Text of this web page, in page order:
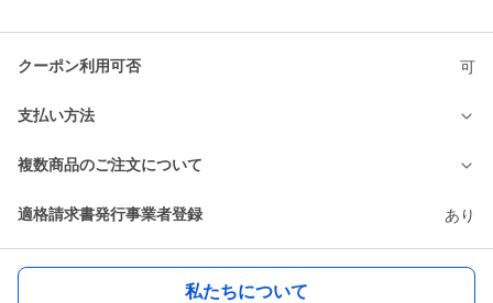
クーポン利用可否 可
支払い方法
複数商品のご注文について
適格請求書発行事業者登録 あり
私たちについて